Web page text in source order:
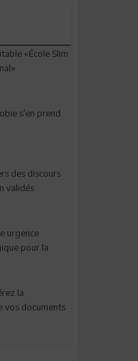
«École Slim
s’en prend
des discours
validés
urgence
pour la
la
vos documents